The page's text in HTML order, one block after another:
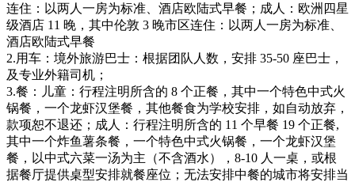
连住：以两人一房为标准、酒店欧陆式早餐；成人：欧洲四星
级酒店 11 晚，其中伦敦 3 晚市区连住：以两人一房为标准、
酒店欧陆式早餐
2.用车：境外旅游巴士：根据团队人数，安排 35-50 座巴士，
及专业外籍司机；
3.餐：儿童：行程注明所含的 8 个正餐，其中一个特色中式火
锅餐，一个龙虾汉堡餐，其他餐食为学校安排，如自动放弃，
款项恕不退还；成人：行程注明所含的 11 个早餐 19 个正餐,
其中一个炸鱼薯条餐，一个特色中式火锅餐，一个龙虾汉堡
餐，以中式六菜一汤为主（不含酒水），8-10 人一桌，或根
据餐厅提供桌型安排就餐座位；无法安排中餐的城市将安排当